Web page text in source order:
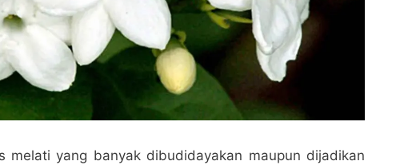
melati yang banyak dibudidayakan maupun dijadikan